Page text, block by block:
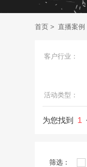
首页 > 直播案例
客户行业：
活动类型：
为您找到 1
筛选：